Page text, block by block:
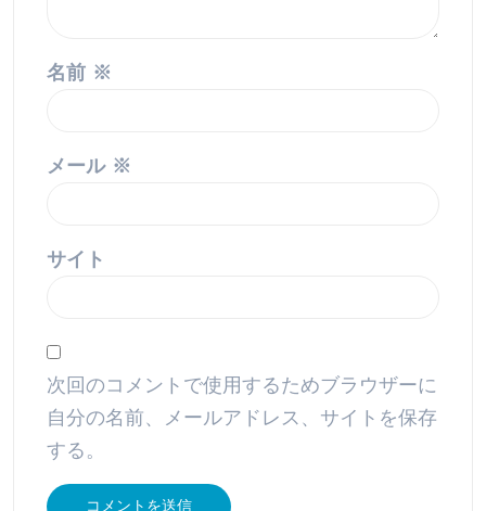
名前 ※
メール ※
サイト
次回のコメントで使用するためブラウザーに
自分の名前、メールアドレス、サイトを保存
する。